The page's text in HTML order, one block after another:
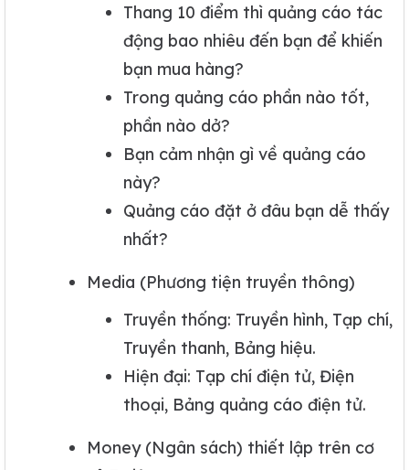
Thang 10 điểm thì quảng cáo tác
động bao nhiêu đến bạn để khiến
bạn mua hàng?
Trong quảng cáo phần nào tốt,
phần nào dở?
Bạn cảm nhận gì về quảng cáo
này?
Quảng cáo đặt ở đâu bạn dễ thấy
nhất?
Media (Phương tiện truyền thông)
Truyền thống: Truyền hình, Tạp chí,
Truyền thanh, Bảng hiệu.
Hiện đại: Tạp chí điện tử, Điện
thoại, Bảng quảng cáo điện tử.
Money (Ngân sách) thiết lập trên cơ